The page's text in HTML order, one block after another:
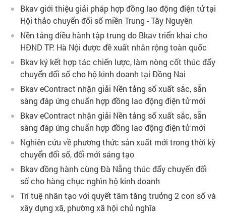
Bkav giới thiệu giải pháp hợp đồng lao động điện tử tại
Hội thảo chuyển đổi số miền Trung - Tây Nguyên
Nền tảng điều hành tập trung do Bkav triển khai cho
HĐND TP. Hà Nội được đề xuất nhân rộng toàn quốc
Bkav ký kết hợp tác chiến lược, làm nòng cốt thúc đẩy
chuyển đổi số cho hộ kinh doanh tại Đồng Nai
Bkav eContract nhận giải Nền tảng số xuất sắc, sẵn
sàng đáp ứng chuẩn hợp đồng lao động điện tử mới
Bkav eContract nhận giải Nền tảng số xuất sắc, sẵn
sàng đáp ứng chuẩn hợp đồng lao động điện tử mới
Nghiên cứu về phương thức sản xuất mới trong thời kỳ
chuyển đổi số, đổi mới sáng tạo
Bkav đồng hành cùng Đà Nẵng thúc đẩy chuyển đổi
số cho hàng chục nghìn hộ kinh doanh
Trí tuệ nhân tạo với quyết tâm tăng trưởng 2 con số và
xây dựng xã, phường xã hội chủ nghĩa